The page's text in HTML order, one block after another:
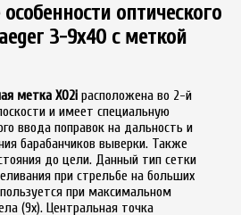
оптического
3-9x40 с меткой
метка X02i расположена во 2-й
и имеет специальную
ввода поправок на дальность и
барабанчиков выверки. Также
до цели. Данный тип сетки
при стрельбе на больших
при максимальном
(9х). Центральная точка